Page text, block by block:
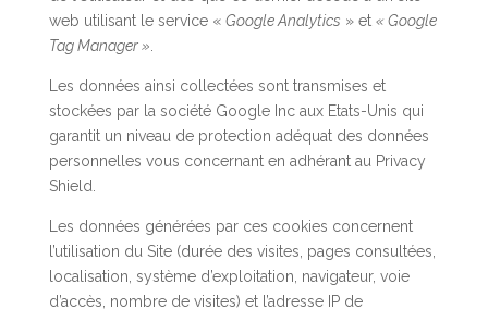
web utilisant le service « Google Analytics » et « Google
Tag Manager »
Les données ainsi collectées sont transmises et
stockées par la société Google Inc aux Etats-Unis qui
garantit un niveau de protection adéquat des données
personnelles vous concernant en adhérant au Privacy
Shield.
Les données générées par ces cookies concernent
l’utilisation du Site (durée des visites, pages consultées,
localisation, système d’exploitation, navigateur, voie
d’accès, nombre de visites) et l’adresse IP de